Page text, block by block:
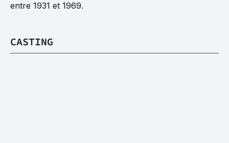
entre 1931 et 1969.
CASTING